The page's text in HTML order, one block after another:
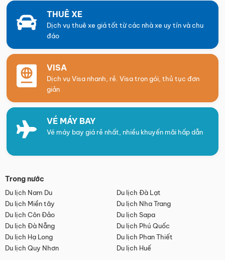
THUÊ XE
Dịch vụ thuê xe giá tốt từ các nhà xe uy tín và chu
đáo
VISA
Dịch vụ Visa nhanh, rẻ. Visa trọn gói, thủ tục đơn
giản
VÉ MÁY BAY
Vé máy bay giá rẻ nhất, nhiều khuyến mãi hấp dẫn
Trong nước
Du lịch Nam Du
Du lịch Đà Lạt
Du lịch Miền tây
Du lịch Nha Trang
Du lịch Côn Đảo
Du lịch Sapa
Du lịch Đà Nẵng
Du lịch Phú Quốc
Du lịch Hạ Long
Du lịch Phan Thiết
Du lịch Quy Nhơn
Du lịch Huế